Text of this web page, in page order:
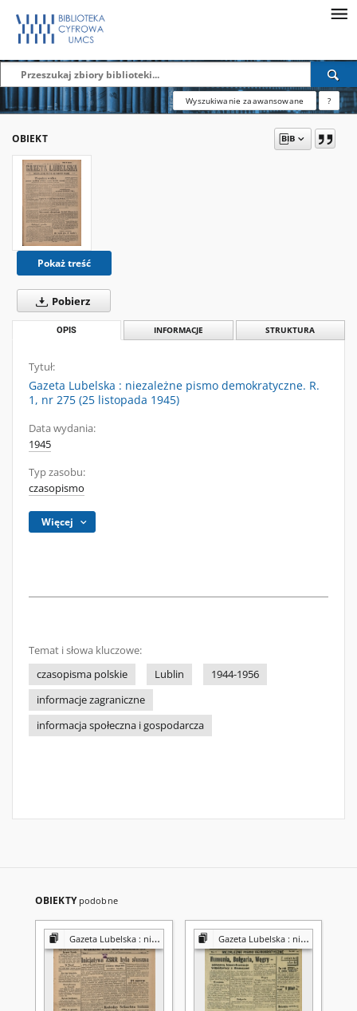
Wyszukiwanie zaawansowane ?
OBIEKT
Pokaż treść
Pobierz
OPIS INFORMACJE STRUKTURA
Tytuł:
Gazeta Lubelska : niezależne pismo demokratyczne. R.
1, nr 275 (25 listopada 1945)
Data wydania:
1945
Typ zasobu:
czasopismo
Więcej
Temat i słowa kluczowe:
czasopisma polskie
Lublin
1944-1956
informacje zagraniczne
informacja społeczna i gospodarcza
OBIEKTY podobne
Gazeta Lubelska : niezależny organ demokratyczny Gazeta Lubelska : niezależny organ demokratyczny